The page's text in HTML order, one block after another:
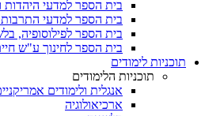
בית הספר למדעי היהדות
בית הספר למדעי
בית הספר לפילוסופיה,
בית הספר לחינוך ע"ש
תוכניות לימודים
תוכניות הלימודים
אנגלית ולימודים
ארכיאולוגיה